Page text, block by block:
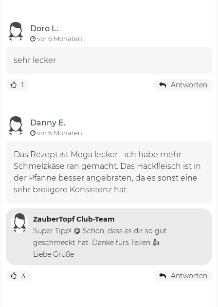
Doro L.
vor 6 Monaten
sehr lecker
1 Antworten
Danny E.
vor 6 Monaten
Das Rezept ist Mega lecker - ich habe mehr
Schmelzkäse ran gemacht. Das Hackfleisch ist in
der Pfanne besser angebraten, da es sonst eine
sehr breiigere Konsistenz hat.
ZauberTopf Club-Team
Super Tipp! 😋 Schön, dass es dir so gut
geschmeckt hat. Danke fürs Teilen 👍
Liebe Grüße
3 Antworten